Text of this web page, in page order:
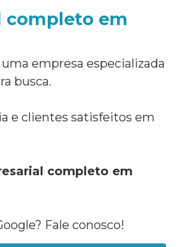
completo em
empresa especializada
busca.
e clientes satisfeitos em
completo em
Fale conosco!